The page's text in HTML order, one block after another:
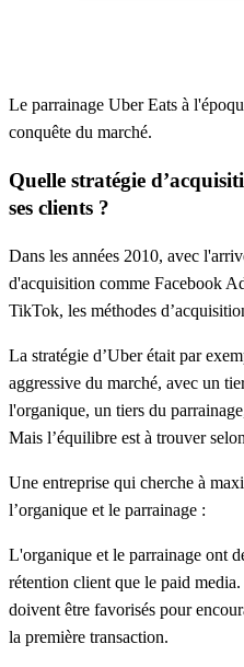
Le parrainage Uber Eats à
conquête du marché.
Quelle stratégie
ses clients ?
Dans les années 2010, avec
d'acquisition comme Facebook
TikTok, les méthodes
La stratégie d’Uber était par
aggressive du marché, avec un
l'organique, un tiers du
Mais l’équilibre est à trouver
Une entreprise qui cherche à
l’organique et le parrainage :
L'organique et le parrainage ont
rétention client que le paid media
doivent être favorisés pour
la première transaction.